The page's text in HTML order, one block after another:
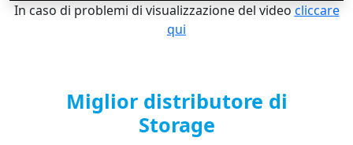
In caso di problemi di visualizzazione del video cliccare
qui
Miglior distributore di
Storage